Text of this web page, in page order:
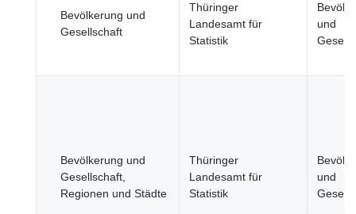
Bevölkerung und
Gesellschaft
Thüringer
Landesamt für
Statistik
und
Bevölkerung und
Gesellschaft,
Regionen und Städte
Thüringer
Landesamt für
Statistik
und